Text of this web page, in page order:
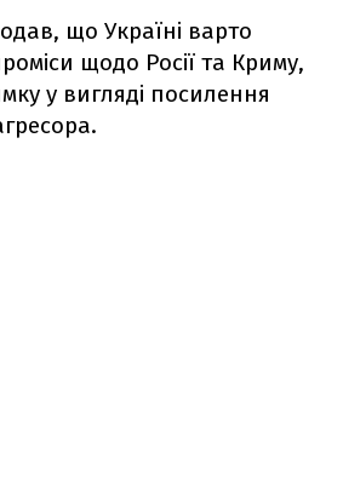
що Україні варто
щодо Росії та Криму,
у вигляді посилення